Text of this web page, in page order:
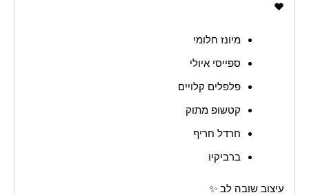
❤️
מיונז חלומי
ספייסי איולי
פלפלים קלויים
קטשופ מתוק
חרדל חריף
ברביקיו
עיצוב שובה לב ✨